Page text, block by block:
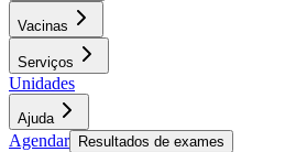
Vacinas
Serviços
Unidades
Ajuda
Agendar Resultados de exames